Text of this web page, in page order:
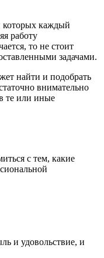
которых каждый
работу
то не стоит
задачами.
найти и подобрать
внимательно
те или иные
с тем, какие
и удовольствие, и